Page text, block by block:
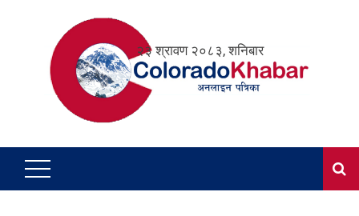
२३ श्रावण २०८३, शनिबार